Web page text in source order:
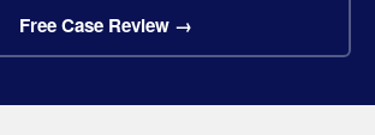
Free Case Review →